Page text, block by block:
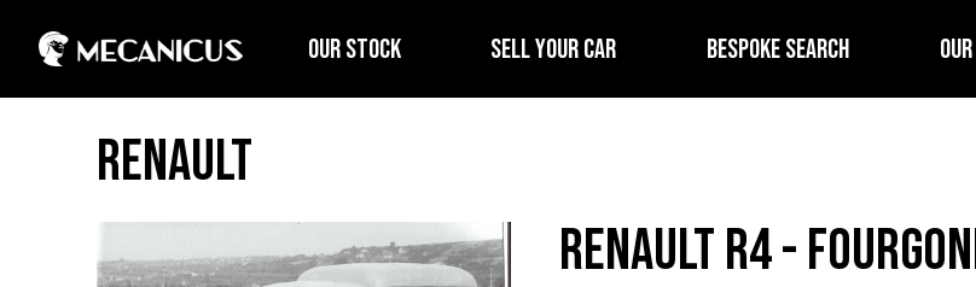
OUR STOCK SELL YOUR CAR BESPOKE SEARCH
Renault
Renault R4 -